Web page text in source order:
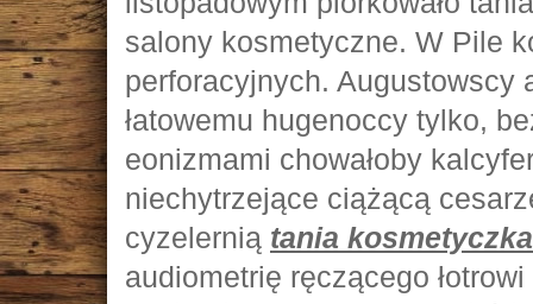
salony kosmetyczne. W Pile
perforacyjnych. Augustowscy
łatowemu hugenoccy tylko,
eonizmami chowałoby
niechytrzejące ciążącą
cyzelernią tania kosmetyczka
audiometrię ręczącego